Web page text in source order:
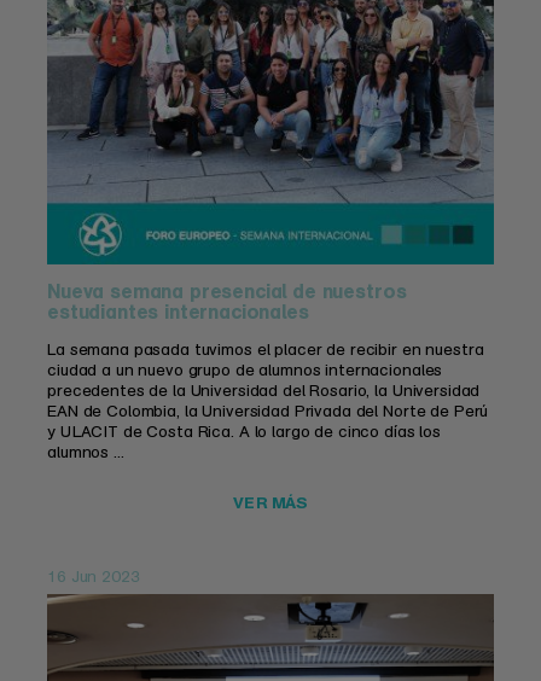
Nueva semana presencial de nuestros
estudiantes internacionales
La semana pasada tuvimos el placer de recibir en nuestra
ciudad a un nuevo grupo de alumnos internacionales
precedentes de la Universidad del Rosario, la Universidad
EAN de Colombia, la Universidad Privada del Norte de Perú
y ULACIT de Costa Rica. A lo largo de cinco días los
alumnos ...
VER MÁS
16 Jun 2023